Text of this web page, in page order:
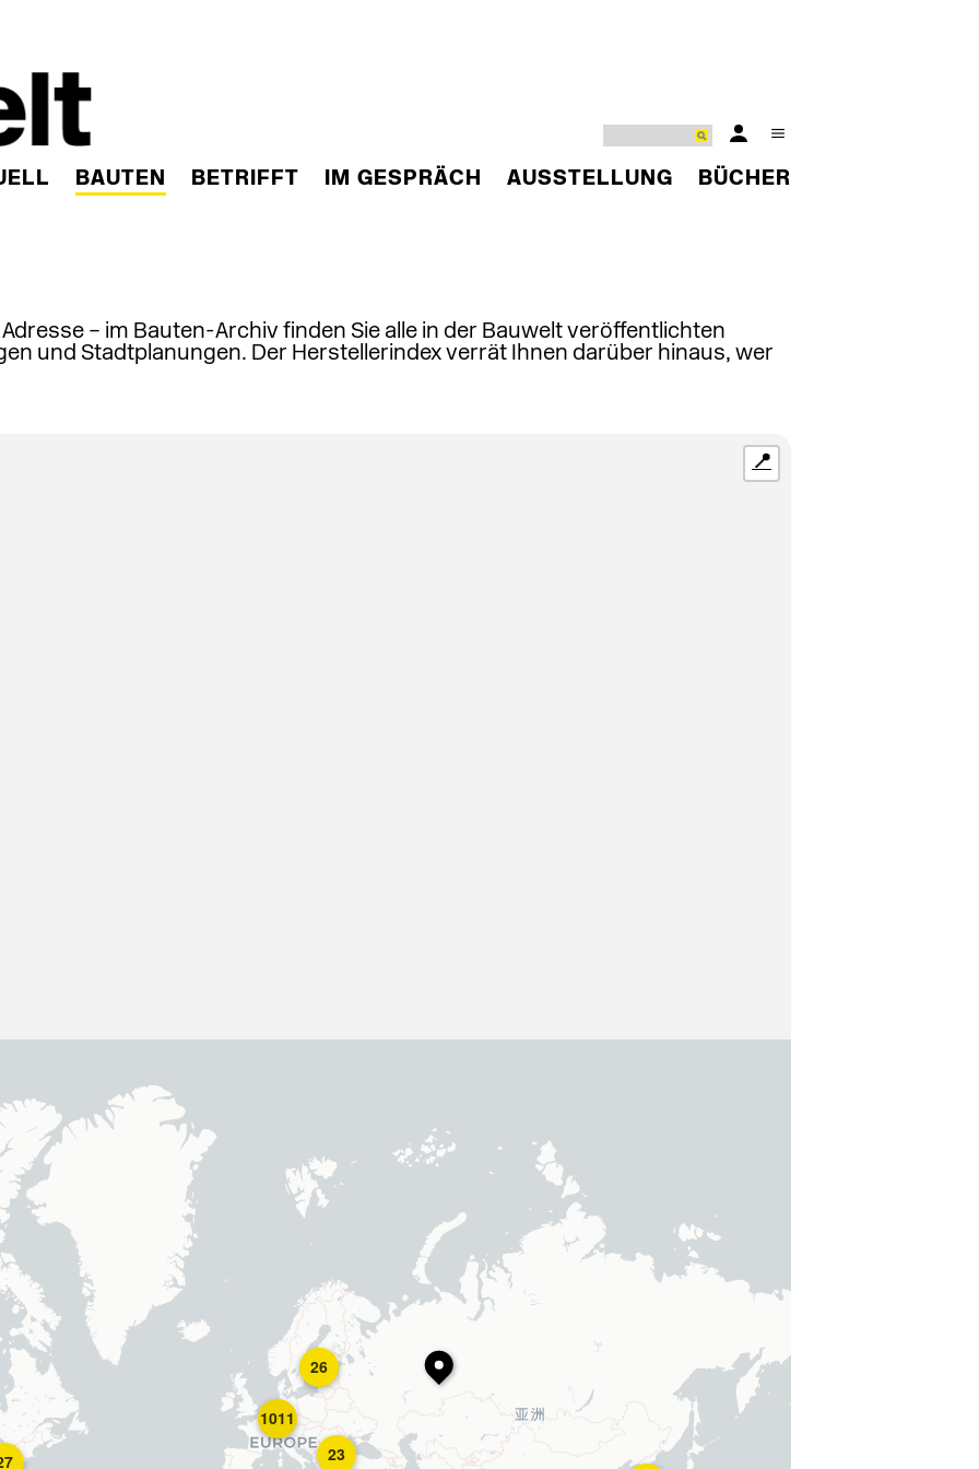
BAUTEN BETRIFFT IM GESPRÄCH AUSSTELLUNG BÜCHER
– im Bauten-Archiv finden Sie alle in der Bauwelt veröffentlichten
und Stadtplanungen. Der Herstellerindex verrät Ihnen darüber hinaus, wer
26
23
1011
📍